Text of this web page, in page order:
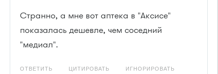
Странно, а мне вот аптека в "Аксисе"
показалась дешевле, чем соседний
"медиал".
ОТВЕТИТЬ ЦИТИРОВАТЬ ИГНОРИРОВАТЬ